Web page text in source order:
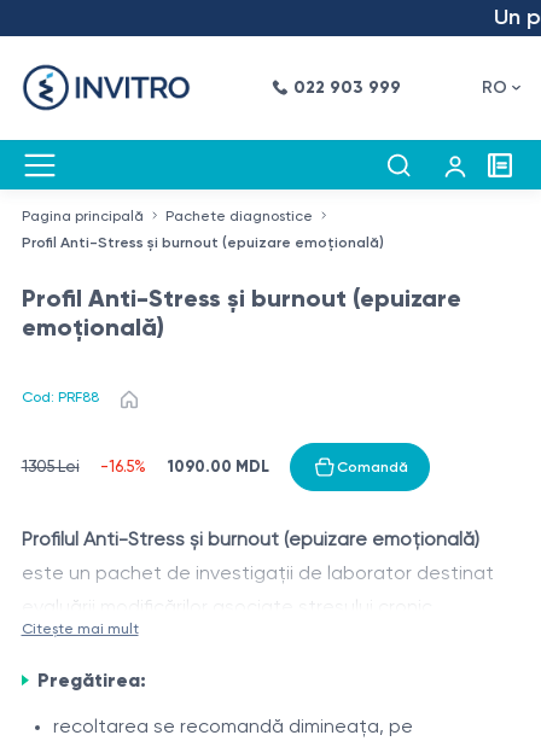
Un
022 903 999 RO
Pagina principală
Pachete diagnostice
Profil Anti-Stress și burnout (epuizare emoțională)
Profil Anti-Stress și burnout (epuizare
emoțională)
Cod: PRF88
1305 Lei -16.5% 1090.00 MDL Comandă
Profilul Anti-Stress și burnout (epuizare emoțională)
este un pachet de investigații de laborator destinat
evaluării modificărilor asociate stresului cronic,
suprasolicitării fizice și emoționale, oboselii persistente
și dezechilibrelor hormonale sau metabolice.
influența nivelul de energie, capacitatea de
concentrare, adaptarea organismului la stres și starea
Citește mai mult
Pregătirea:
recoltarea se recomandă dimineața, pe